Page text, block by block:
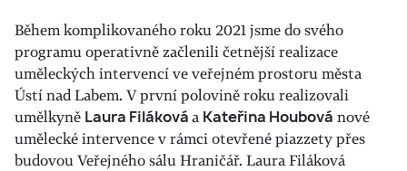
Během komplikovaného roku 2021 jsme do svého
programu operativně začlenili četnější realizace
uměleckých intervencí ve veřejném prostoru města
Ústí nad Labem. V první polovině roku realizovali
umělkyně Laura Filákováa Kateřina Houbová nové
umělecké intervence v rámci otevřené piazzety přes
budovou Veřejného sálu Hraničář. Laura Filáková